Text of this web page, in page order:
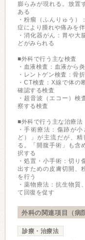
膨らみが現れる。放置
ある
・粉瘤（ふんりゅう）
症により腫れや痛みを伴
・消化器がん：胃や大
どがみられる
■外科で行う主な検査
・血液検査：血液から
・レントゲン検査：骨
・CT検査：X線で体の
確認する検査
・超音波（エコー）検
察する検査
■外科で行う主な治療法
・手術療法：傷跡が
ど）」が主流だが、
る。「開腹手術」も含
択する
・処置・小手術：切り
出すための皮膚切開、
を行う
・薬物療法：抗生物質
て回復を促す
外科の関連項目（病
診療・治療法